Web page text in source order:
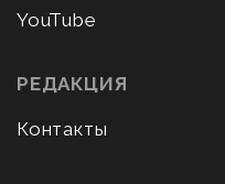
YouTube
РЕДАКЦИЯ
Контакты